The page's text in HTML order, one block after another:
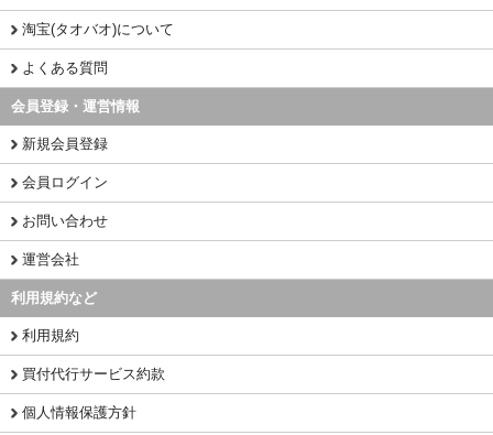
淘宝(タオバオ)について
よくある質問
会員登録・運営情報
新規会員登録
会員ログイン
お問い合わせ
運営会社
利用規約など
利用規約
買付代行サービス約款
個人情報保護方針